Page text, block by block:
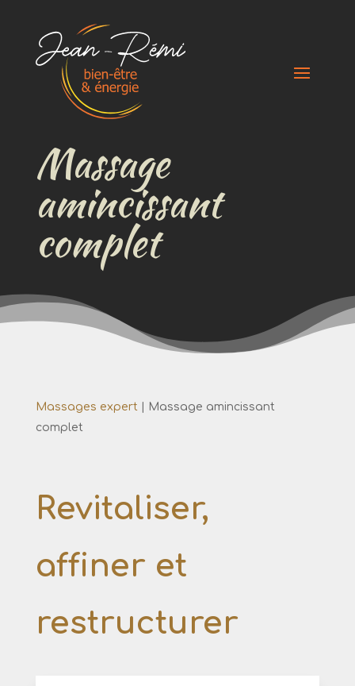
Massage
amincissant
complet
Massages expert|
Massage amincissant
complet
Revitaliser,
affiner et
restructurer